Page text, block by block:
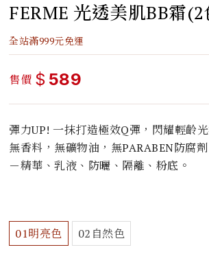
FERME 光透美肌BB霜(2
全站滿999元免運
售價 $ 589
彈力UP! 一抹打造極效Q彈，閃耀輕齡
無香料，無礦物油，無PARABEN防腐
－精華、乳液、防曬、隔離、粉底。
01明亮色 02自然色